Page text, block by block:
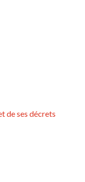
de ses décrets